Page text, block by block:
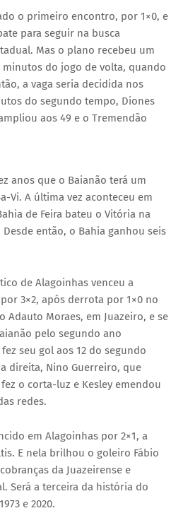
o primeiro encontro, por 1×0, e
para seguir na busca
Mas o plano recebeu um
do jogo de volta, quando
a vaga seria decidida nos
do segundo tempo, Diones
aos 49 e o Tremendão
anos que o Baianão terá um
Vi. A última vez aconteceu em
de Feira bateu o Vitória na
então, o Bahia ganhou seis
de Alagoinhas venceu a
3×2, após derrota por 1×0 no
Moraes, em Juazeiro, e se
pelo segundo ano
seu gol aos 12 do segundo
direita, Nino Guerreiro, que
o corta-luz e Kesley emendou
redes.
em Alagoinhas por 2×1, a
E nela brilhou o goleiro Fábio
da Juazeirense e
Será a terceira da história do
e 2020.